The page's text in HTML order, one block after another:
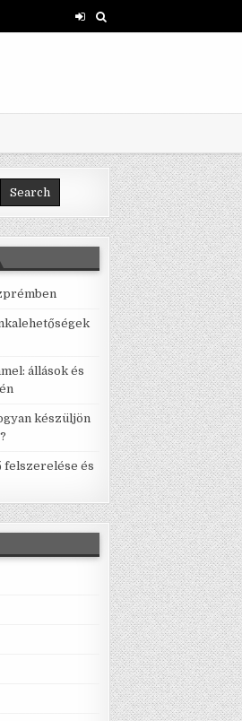
állások és
készüljön
felszerelése és